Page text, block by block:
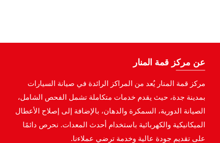
عن مركز قمة المنار
مركز قمة المنار يُعد من المراكز الرائدة في صيانة السيارات
بمدينة جدة، حيث يقدم خدمات متكاملة تشمل الفحص الشامل،
الصيانة الدورية، السمكرة والدهان، بالإضافة إلى إصلاح الأعطال
الميكانيكية والكهربائية باستخدام أحدث المعدات. نحرص دائمًا
على تقديم جودة عالية وخدمة ترضي عملاءنا.